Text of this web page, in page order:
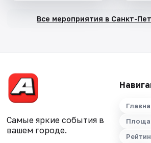
Все мероприятия в Санкт-
Самые яркие события в
вашем городе.